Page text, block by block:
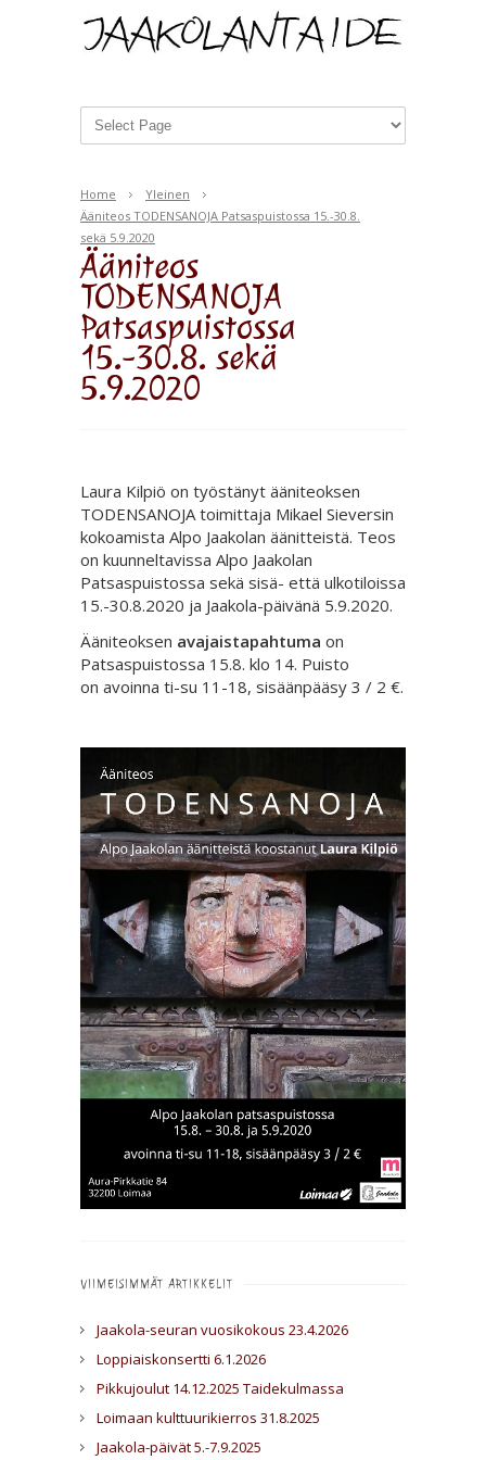
Home
Yleinen
Ääniteos TODENSANOJA Patsaspuistossa 15.-30.8.
sekä 5.9.2020
Ääniteos
TODENSANOJA
Patsaspuistossa
15.-30.8. sekä
5.9.2020
Laura Kilpiö on työstänyt ääniteoksen
TODENSANOJA toimittaja Mikael Sieversin
kokoamista Alpo Jaakolan äänitteistä. Teos
on kuunneltavissa Alpo Jaakolan
Patsaspuistossa sekä sisä- että ulkotiloissa
15.-30.8.2020 ja Jaakola-päivänä 5.9.2020.
Ääniteoksen avajaistapahtuma on
Patsaspuistossa 15.8. klo 14. Puisto
on avoinna ti-su 11-18, sisäänpääsy 3 / 2 €.
VIIMEISIMMÄT ARTIKKELIT
Jaakola-seuran vuosikokous 23.4.2026
Loppiaiskonsertti 6.1.2026
Pikkujoulut 14.12.2025 Taidekulmassa
Loimaan kulttuurikierros 31.8.2025
Jaakola-päivät 5.-7.9.2025